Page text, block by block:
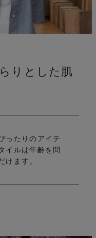
りとした肌
ったりのアイテ
イルは年齢を問
けます。